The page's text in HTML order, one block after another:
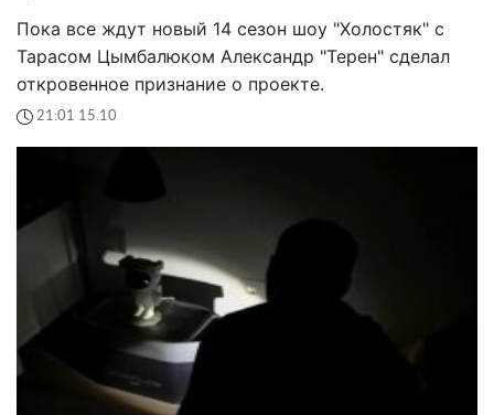
Пока все ждут новый 14 сезон шоу "Холостяк" с
Тарасом Цымбалюком Александр "Терен" сделал
откровенное признание о проекте.
21:01 15.10